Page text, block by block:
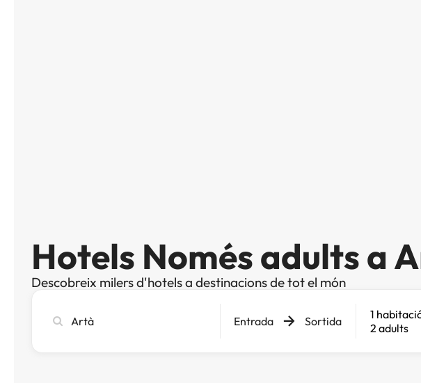
Hotels Només adults a
Descobreix milers d'hotels a destinacions de tot el món
ciutat,
Entrada Sortida
1
2 adults